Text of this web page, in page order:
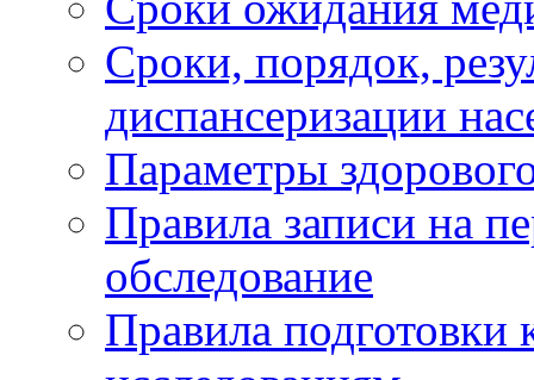
Сроки, порядок,
диспансеризации
Параметры
Правила записи на
обследование
Правила подготовки